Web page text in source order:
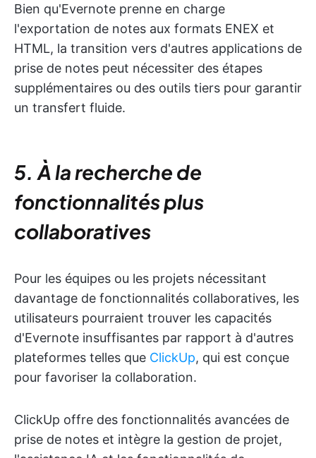
Bien qu'Evernote prenne en charge
l'exportation de notes aux formats ENEX et
HTML, la transition vers d'autres applications de
prise de notes peut nécessiter des étapes
supplémentaires ou des outils tiers pour garantir
un transfert fluide.
5. À la recherche de
fonctionnalités plus
collaboratives
Pour les équipes ou les projets nécessitant
davantage de fonctionnalités collaboratives, les
utilisateurs pourraient trouver les capacités
d'Evernote insuffisantes par rapport à d'autres
plateformes telles que ClickUp, qui est conçue
pour favoriser la collaboration.
ClickUp offre des fonctionnalités avancées de
prise de notes et intègre la gestion de projet,